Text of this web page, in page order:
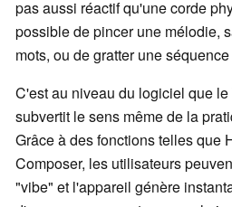
pas aussi réactif qu'une corde
possible de pincer une mélodie,
mots, ou de gratter une
C'est au niveau du logiciel que
subvertit le sens même de la
Grâce à des fonctions telles que
Composer, les utilisateurs
"vibe" et l'appareil génère